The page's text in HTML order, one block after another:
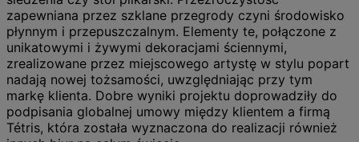
zapewniana przez szklane przegrody czyni środowisko
płynnym i przepuszczalnym. Elementy te, połączone z
unikatowymi i żywymi dekoracjami ściennymi,
zrealizowane przez miejscowego artystę w stylu popart
nadają nowej tożsamości, uwzględniając przy tym
markę klienta. Dobre wyniki projektu doprowadziły do ​​
podpisania globalnej umowy między klientem a firmą
Tétris, która została wyznaczona do realizacji również